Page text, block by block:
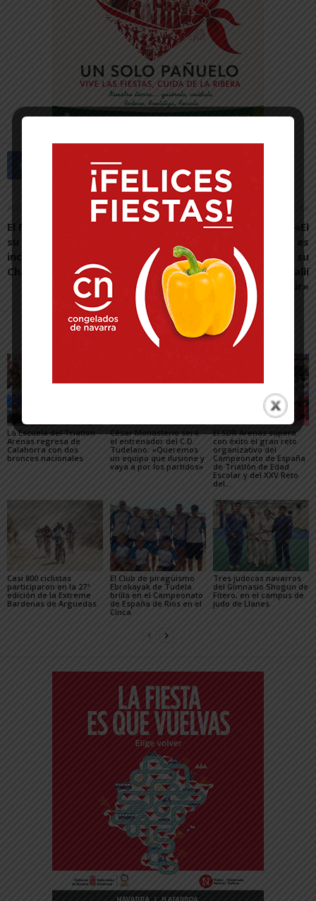
Artículo anterior
El Ribera Navarra FS cierra
su plantilla con la
incorporación de Soufian
Charraoui
Artículo siguiente
Alejandro Toquero: «El
mayor de los honores es
dirigir Tudela, ser su
alcalde y defenderla allí
donde tenga que ir»
Artículos relacionados Más del autor
La Escuela del Triatlón
Arenas regresa de
Calahorra con dos
bronces nacionales
César Monasterio será
el entrenador del C.D.
Tudelano: «Queremos
un equipo que ilusione y
vaya a por los partidos»
El SDR Arenas supera
con éxito el gran reto
organizativo del
Campeonato de España
de Triatlón de Edad
Escolar y del XXV Reto
del...
Casi 800 ciclistas
participaron en la 27ª
edición de la Extreme
Bardenas de Arguedas
El Club de piragüismo
Ebrokayak de Tudela
brilla en el Campeonato
de España de Ríos en el
Cinca
Tres judocas navarros
del Gimnasio Shogun de
Fitero, en el campus de
judo de Llanes